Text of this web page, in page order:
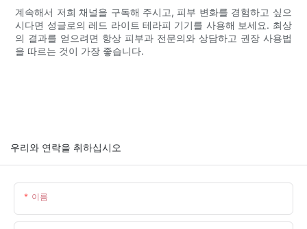
계속해서 저희 채널을 구독해 주시고, 피부 변화를 경험하고 싶으
시다면 성글로의 레드 라이트 테라피 기기를 사용해 보세요. 최상
의 결과를 얻으려면 항상 피부과 전문의와 상담하고 권장 사용법
을 따르는 것이 가장 좋습니다.
우리와 연락을 취하십시오
이름